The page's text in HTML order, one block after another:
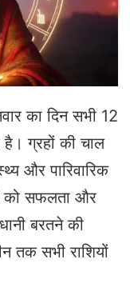
का दिन सभी 12
ग्रहों की चाल
और पारिवारिक
को सफलता और
बरतने की
तक सभी राशियों